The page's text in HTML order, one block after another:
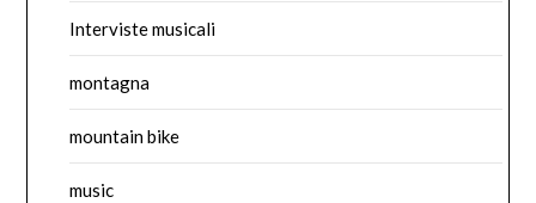
Interviste musicali
montagna
mountain bike
music